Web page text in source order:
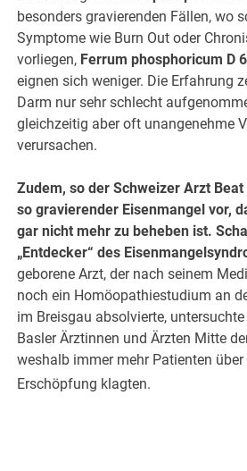
besonders gravierenden Fällen, wo
Symptome wie Burn Out oder
vorliegen, Ferrum phosphoricum D
eignen sich weniger. Die Erfahrung
Darm nur sehr schlecht
gleichzeitig aber oft unangenehme
verursachen.
Zudem, so der Schweizer Arzt
so gravierender Eisenmangel vor,
gar nicht mehr zu beheben ist.
„Entdecker“ des
geborene Arzt, der nach seinem
noch ein Homöopathiestudium an
im Breisgau absolvierte,
Basler Ärztinnen und Ärzten Mitte
weshalb immer mehr Patienten
Erschöpfung klagten.